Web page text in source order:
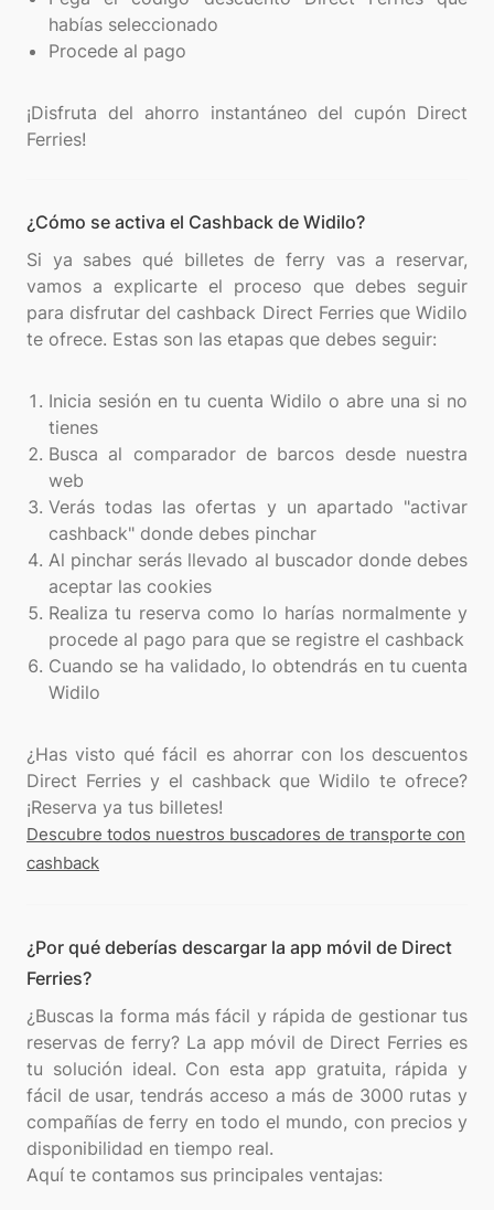
habías seleccionado
Procede al pago
¡Disfruta del ahorro instantáneo del cupón Direct
¿Cómo se activa el Cashback de Widilo?
Si ya sabes qué billetes de ferry vas a reservar,
vamos a explicarte el proceso que debes seguir
para disfrutar del cashback Direct Ferries que Widilo
te ofrece. Estas son las etapas que debes seguir:
Inicia sesión en tu cuenta Widilo o abre una si no
tienes
Busca al comparador de barcos desde nuestra
web
Verás todas las ofertas y un apartado "activar
cashback" donde debes pinchar
Al pinchar serás llevado al buscador donde debes
aceptar las cookies
Realiza tu reserva como lo harías normalmente y
procede al pago para que se registre el cashback
Cuando se ha validado, lo obtendrás en tu cuenta
Widilo
¿Has visto qué fácil es ahorrar con los descuentos
Direct Ferries y el cashback que Widilo te ofrece?
Descubre todos nuestros buscadores de transporte con
cashback
¿Por qué deberías descargar la app móvil de Direct
Ferries?
¿Buscas la forma más fácil y rápida de gestionar tus
reservas de ferry? La app móvil de Direct Ferries es
tu solución ideal. Con esta app gratuita, rápida y
fácil de usar, tendrás acceso a más de 3000 rutas y
compañías de ferry en todo el mundo, con precios y
disponibilidad en tiempo real.
Aquí te contamos sus principales ventajas: